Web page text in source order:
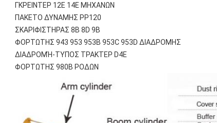
ΓΚΡΕΙΝΤΕΡ 12E 14E ΜΗΧΑΝΩΝ
ΠΑΚΕΤΟ ΔΥΝΑΜΗΣ PP120
ΣΚΑΡΙΦΙΣΤΗΡΑΣ 8B 8D 9B
ΦΟΡΤΩΤΗΣ 943 953 953B 953C 953D ΔΙΑΔΡΟΜΗΣ
ΔΙΑΔΡΟΜΉ-ΤΥΠΟΣ ΤΡΑΚΤΕΡ D4E
ΦΟΡΤΩΤΗΣ 980B ΡΟΔΩΝ